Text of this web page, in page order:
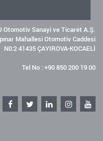
Otomotiv Sanayi ve Ticaret A.Ş.
Mahallesi Otomotiv Caddesi
N0:2 41435 ÇAYIROVA-KOCAELİ
Tel No : +90 850 200 19 00